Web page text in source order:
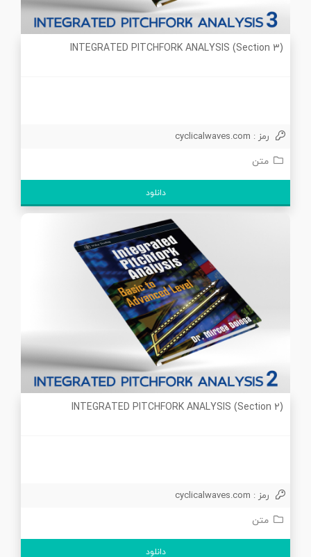
INTEGRATED PITCHFORK ANALYSIS (Section 3)
رمز : cyclicalwaves.com
متن
دانلود
INTEGRATED PITCHFORK ANALYSIS (Section 2)
رمز : cyclicalwaves.com
متن
دانلود